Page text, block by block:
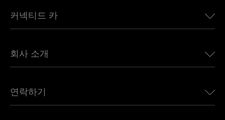
유럽용 eSIM
캐나다용 eSIM
아프리카용 eSIM
모든 목적지 보기
커넥티드 카
Land Rover용 Ubigi
Jeep용 Ubigi
회사 소개
언론에 소개된 Ubigi
연락하기